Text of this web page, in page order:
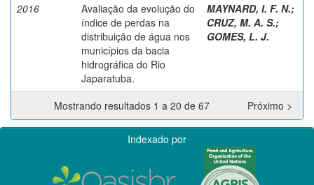
2016
Avaliação da evolução do
índice de perdas na
distribuição de água nos
municípios da bacia
hidrográfica do Rio
Japaratuba.
MAYNARD, I. F. N.;
CRUZ, M. A. S.;
GOMES, L. J.
Mostrando resultados 1 a 20 de 67 Próximo >
Indexado por